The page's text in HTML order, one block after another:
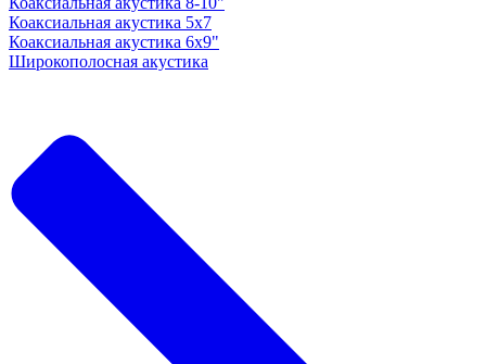
Коаксиальная акустика 5x7
Коаксиальная акустика 6х9"
Широкополосная акустика